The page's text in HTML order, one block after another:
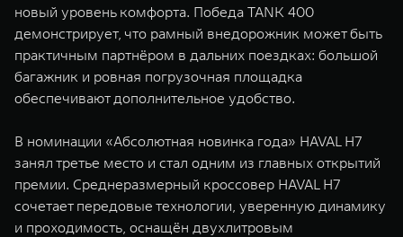
новый уровень комфорта. Победа TANK 400
демонстрирует, что рамный внедорожник может быть
практичным партнёром в дальних поездках: большой
багажник и ровная погрузочная площадка
обеспечивают дополнительное удобство.
В номинации «Абсолютная новинка года» HAVAL H7
занял третье место и стал одним из главных открытий
премии. Среднеразмерный кроссовер HAVAL H7
сочетает передовые технологии, уверенную динамику
и проходимость, оснащён двухлитровым